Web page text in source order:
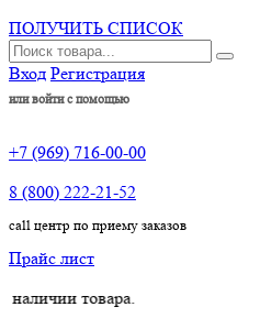
ПОЛУЧИТЬ СПИСОК
Вход Регистрация
или войти с помощью
+7 (969) 716-00-00
8 (800) 222-21-52
call центр по приему заказов
Прайс лист
товара.